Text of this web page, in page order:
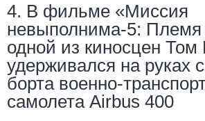
4. В фильме «Миссия
невыполнима-5: Племя
одной из киносцен Том
удерживался на руках
борта военно-
самолета Airbus 400